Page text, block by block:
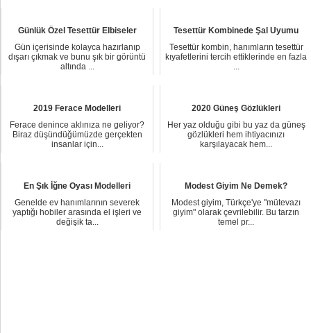
Günlük Özel Tesettür Elbiseler
Gün içerisinde kolayca hazırlanıp
dışarı çıkmak ve bunu şık bir görüntü
altında ...
Tesettür Kombinede Şal Uyumu
Tesettür kombin, hanımların tesettür
kıyafetlerini tercih ettiklerinde en fazla
...
2019 Ferace Modelleri
Ferace denince aklınıza ne geliyor?
Biraz düşündüğümüzde gerçekten
insanlar için...
2020 Güneş Gözlükleri
Her yaz olduğu gibi bu yaz da güneş
gözlükleri hem ihtiyacınızı
karşılayacak hem...
En Şık İğne Oyası Modelleri
Genelde ev hanımlarının severek
yaptığı hobiler arasında el işleri ve
değişik ta...
Modest Giyim Ne Demek?
Modest giyim, Türkçe'ye "mütevazı
giyim" olarak çevrilebilir. Bu tarzın
temel pr...